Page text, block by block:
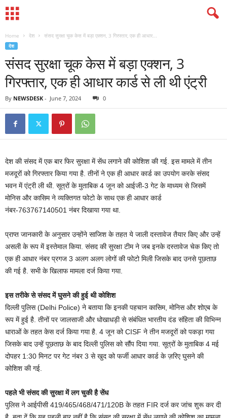
Home देश संसद सुरक्षा चूक केस में बड़ा एक्शन, 3 गिरफ्तार, एक ही आधार...
देश
संसद सुरक्षा चूक केस में बड़ा एक्शन, 3
गिरफ्तार, एक ही आधार कार्ड से ली थी एंट्री
By NEWSDESK - June 7, 2024 0
देश की संसद में एक बार फिर सुरक्षा में सेंध लगाने की कोशिश की गई. इस मामले में तीन
मजदूरों को गिरफ्तार किया गया है. तीनों ने एक ही आधार कार्ड का उपयोग करके संसद
भवन में एंट्री ली थी. सूत्रों के मुताबिक 4 जून को आईजी-3 गेट के माध्यम से जिसमें
मोनिस और कासिम ने व्यक्तिगत फोटो के साथ एक ही आधार कार्ड
नंबर-763767140501 नंबर दिखाया गया था.
प्राप्त जानकारी के अनुसार उन्होंने साजिश के तहत ये जाली दस्तावेज तैयार किए और उन्हें
असली के रूप में इस्तेमाल किया. संसद की सुरक्षा टीम ने जब इनके दस्तावेज चेक किए तो
एक ही आधार नंबर प्रगज 3 अलग अलग लोगों की फोटो मिली जिसके बाद उनसे पूछताछ
की गई है. सभी के खिलाफ मामला दर्ज किया गया.
इस तरीके से संसद में घुसने की हुई थी कोशिश
दिल्ली पुलिस (Delhi Police) ने बताया कि इनकी पहचान कासिम, मोनिस और शोएब के
रूप में हुई है. तीनों पर जालसाजी और धोखाधड़ी से संबंधित भारतीय दंड संहिता की विभिन्न
धाराओं के तहत केस दर्ज किया गया है. 4 जून को CISF ने तीन मजदूरों को पकड़ा गया
जिसके बाद उन्हें पूछताछ के बाद दिल्ली पुलिस को सौंप दिया गया. सूत्रों के मुताबिक 4 मई
दोपहर 1:30 मिनट पर गेट नंबर 3 से खुद को फर्जी आधार कार्ड के ज़रिए घुसने की
कोशिश की गई.
पहले भी संसद की सुरक्षा में लग चुकी है सेंध
पुलिस ने आईपीसी 419/465/468/471/120B के तहत FIR दर्ज कर जांच शुरू कर दी